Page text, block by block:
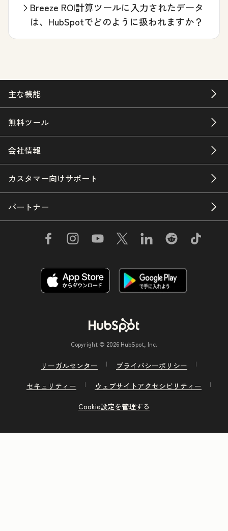
Breeze ROI計算ツールに入力されたデータ
は、HubSpotでどのように扱われますか？
主な機能
無料ツール
会社情報
カスタマー向けサポート
パートナー
Copyright © 2026 HubSpot, Inc.
リーガルセンター
プライバシーポリシー
セキュリティー
ウェブサイトアクセシビリティー
Cookie設定を管理する